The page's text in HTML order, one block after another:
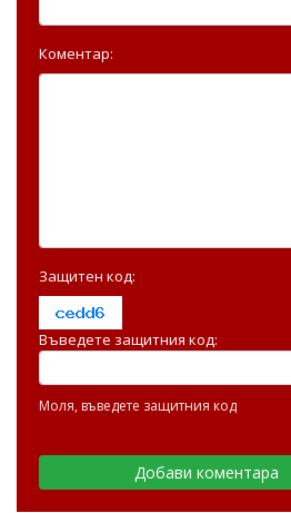
Коментар:
Защитен код:
Въведете защитния код:
Моля, въведете защитния код